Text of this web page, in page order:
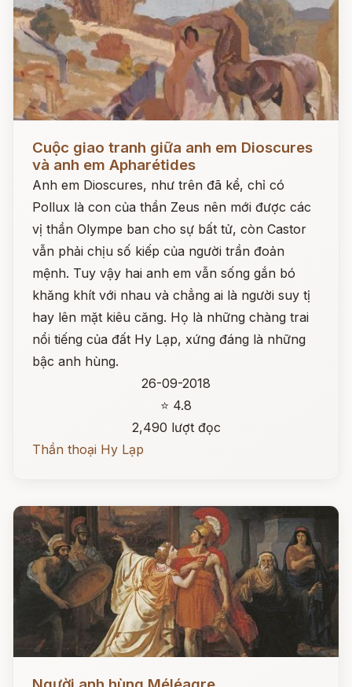
Cuộc giao tranh giữa anh em Dioscures
và anh em Apharétides
Anh em Dioscures, như trên đã kể, chỉ có
Pollux là con của thần Zeus nên mới được các
vị thần Olympe ban cho sự bất tử, còn Castor
vẫn phải chịu số kiếp của người trần đoản
mệnh. Tuy vậy hai anh em vẫn sống gắn bó
khăng khít với nhau và chẳng ai là người suy tị
hay lên mặt kiêu căng. Họ là những chàng trai
nổi tiếng của đất Hy Lạp, xứng đáng là những
bậc anh hùng.
26-09-2018
⭐ 4.8
2,490 lượt đọc
Thần thoại Hy Lạp